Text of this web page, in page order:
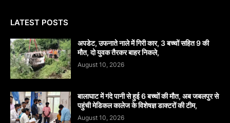
LATEST POSTS
अपडेट, उफनाते नाले में गिरी कार, 3 बच्चों सहित 9 की
मौत, दो युवक तैरकर बाहर निकले,
August 10, 2026
बालाघाट में गंदे पानी से हुई 6 बच्चों की मौत, अब जबलपुर से
पहुंची मेडिकल कालेज के विशेषज्ञ डाक्टरों की टीम,
August 10, 2026